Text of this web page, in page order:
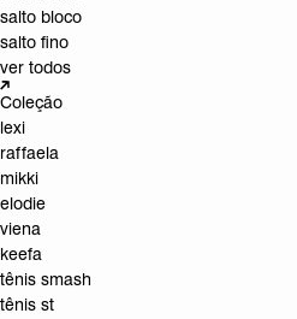
salto bloco
salto fino
ver todos
Coleção
lexi
raffaela
mikki
elodie
viena
keefa
tênis smash
tênis st